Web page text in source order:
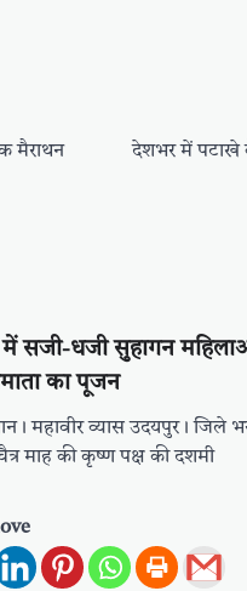
मैराथन
देशभर में पटाखे
में सजी-धजी सुहागन
का पूजन
महावीर व्यास उदयपुर। जिले
माह की कृष्ण पक्ष की दशमी